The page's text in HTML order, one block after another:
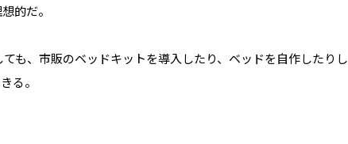
的だ。
も、市販のベッドキットを導入したり、ベッドを自作したりし
る。